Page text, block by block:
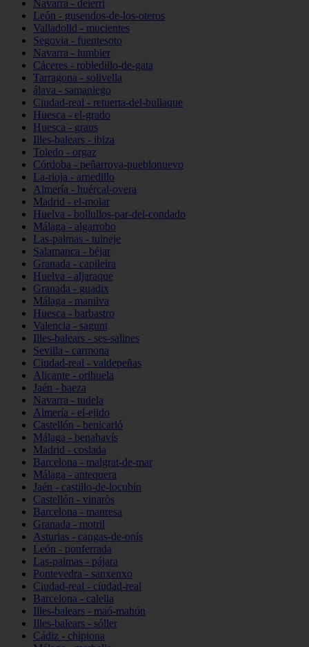
Navarra - deierri
León - gusendos-de-los-oteros
Valladolid - mucientes
Segovia - fuentesoto
Navarra - lumbier
Cáceres - robledillo-de-gata
Tarragona - solivella
álava - samaniego
Ciudad-real - retuerta-del-bullaque
Huesca - el-grado
Huesca - graus
Illes-balears - ibiza
Toledo - orgaz
Córdoba - peñarroya-pueblonuevo
La-rioja - arnedillo
Almería - huércal-overa
Madrid - el-molar
Huelva - bollullos-par-del-condado
Málaga - algarrobo
Las-palmas - tuineje
Salamanca - béjar
Granada - capileira
Huelva - aljaraque
Granada - guadix
Málaga - manilva
Huesca - barbastro
Valencia - sagunt
Illes-balears - ses-salines
Sevilla - carmona
Ciudad-real - valdepeñas
Alicante - orihuela
Jaén - baeza
Navarra - tudela
Almería - el-ejido
Castellón - benicarló
Málaga - benahavís
Madrid - coslada
Barcelona - malgrat-de-mar
Málaga - antequera
Jaén - castillo-de-locubín
Castellón - vinaròs
Barcelona - manresa
Granada - motril
Asturias - cangas-de-onís
León - ponferrada
Las-palmas - pájara
Pontevedra - sanxenxo
Ciudad-real - ciudad-real
Barcelona - calella
Illes-balears - maó-mahón
Illes-balears - sóller
Cádiz - chipiona